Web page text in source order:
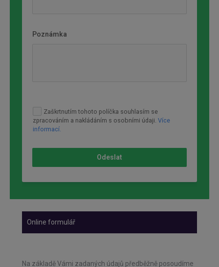
Poznámka
Zaškrtnutím tohoto políčka souhlasím se
zpracováním a nakládáním s osobními údaji. Více
informací.
Odeslat
Online formulář
Na základě Vámi zadaných údajů předběžně posoudíme